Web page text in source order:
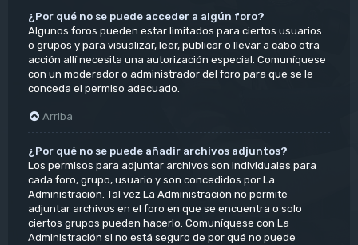
¿Por qué no se puede acceder a algún foro?
Algunos foros pueden estar limitados para ciertos usuarios
o grupos y para visualizar, leer, publicar o llevar a cabo otra
acción allí necesita una autorización especial. Comuníquese
con un moderador o administrador del foro para que se le
conceda el permiso adecuado.
Arriba
¿Por qué no se puede añadir archivos adjuntos?
Los permisos para adjuntar archivos son individuales para
cada foro, grupo, usuario y son concedidos por La
Administración. Tal vez La Administración no permite
adjuntar archivos en el foro en que se encuentra o solo
ciertos grupos pueden hacerlo. Comuníquese con La
Administración si no está seguro de por qué no puede